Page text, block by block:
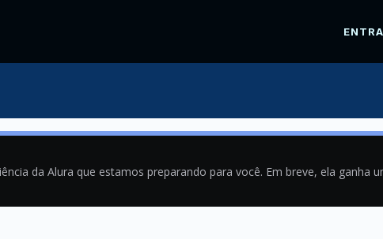
da Alura que estamos preparando para você. Em breve, ela ganha